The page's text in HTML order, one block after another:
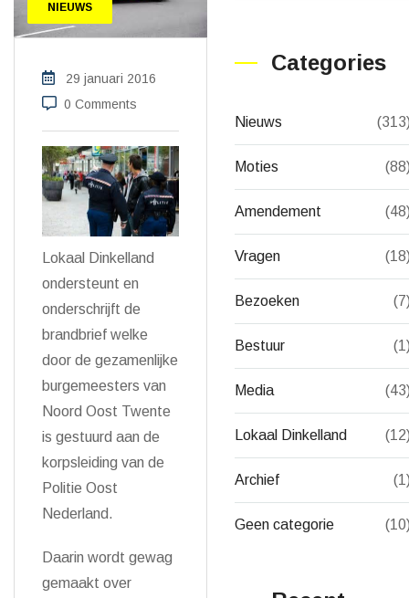
NIEUWS
29 januari 2016
0 Comments
Lokaal Dinkelland
ondersteunt en
onderschrijft de
brandbrief welke
door de gezamenlijke
burgemeesters van
Noord Oost Twente
is gestuurd aan de
korpsleiding van de
Politie Oost
Nederland.
Daarin wordt gewag
gemaakt over
Categories
Nieuws
Moties
Amendement
Vragen
Bezoeken
Bestuur
Media
Lokaal Dinkelland
Archief
Geen categorie